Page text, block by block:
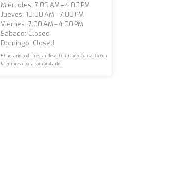
Miércoles: 7:00 AM – 4:00 PM
Jueves: 10:00 AM – 7:00 PM
Viernes: 7:00 AM – 4:00 PM
Sábado: Closed
Domingo: Closed
El horario podría estar desactualizado. Contacta con
la empresa para comprobarlo.